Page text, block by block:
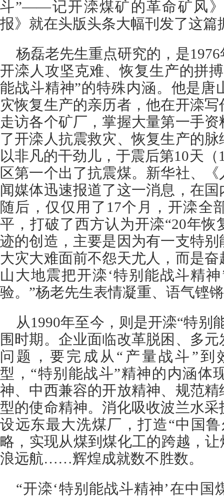
斗”——记开滦煤矿的革命矿风
报》就在头版头条大幅刊发了这篇
杨磊老先生重点研究的，是
开滦人攻坚克难、恢复生产的拼
能战斗精神”的特殊内涵。他是唐
灾恢复生产的亲历者，他在开滦
走访各个矿厂，掌握大量第一手
了开滦人抗震救灾、恢复生产的
以非凡的干劲儿，于震后第10天
区第一个出了抗震煤。新华社、
闻媒体迅速报道了这一消息，在
随后，仅仅用了17个月，开滦全
平，打破了西方认为开滦“20年恢
迹的创造，主要是因为有一支特
大灾大难面前不怨天尤人，而是
山大地震把开滦‘特别能战斗精
验。”杨老先生表情凝重、语气铿
从1990年至今，则是开滦“特别
围时期。企业面临改革脱困、多
问题，要完成从“产量战斗”到
型，“特别能战斗”精神的内涵体
神、中西兼容的开放精神、规范
型的使命精神。消化吸收波兰水
设远东最大洗煤厂，打造“中国
略，实现从煤到煤化工的跨越，
浪远航……辉煌成就数不胜数。
“开滦‘特别能战斗精神’在中